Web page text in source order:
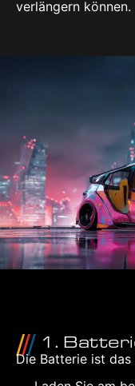
verlängern können.
1.
Die Bat­te­rie ist